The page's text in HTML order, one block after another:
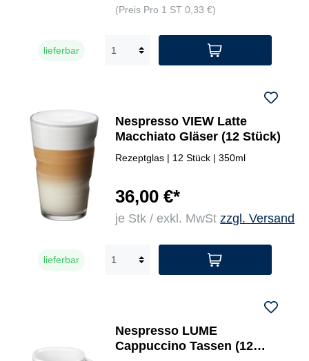
(Preis Pro 1 ST 0,33 €)
lieferbar
Nespresso VIEW Latte
Macchiato Gläser (12 Stück)
Rezeptglas | 12 Stück | 350ml
36,00 €*
je Stk / exkl. MwStzzgl. Versand
lieferbar
Nespresso LUME
Cappuccino Tassen (12